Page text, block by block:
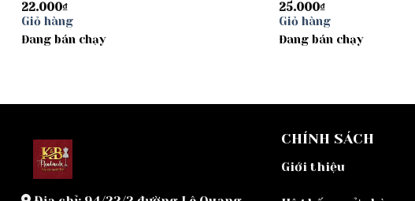
22.000₫
Giỏ hàng
Đang bán chạy
25.000₫
Giỏ hàng
Đang bán chạy
CHÍNH SÁCH
Giới thiệu